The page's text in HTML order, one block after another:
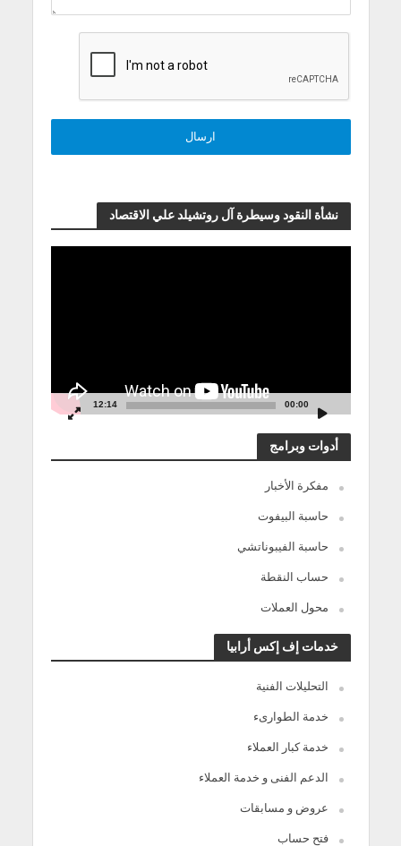
نشأة النقود وسيطرة آل روتشيلد علي الاقتصاد
00:00
12:14
أدوات وبرامج
مفكرة الأخبار
حاسبة البيفوت
حاسبة الفيبوناتشي
حساب النقطة
محول العملات
خدمات إف إكس أرابيا
التحليلات الفنية
خدمة الطوارىء
خدمة كبار العملاء
الدعم الفنى و خدمة العملاء
عروض و مسابقات
فتح حساب